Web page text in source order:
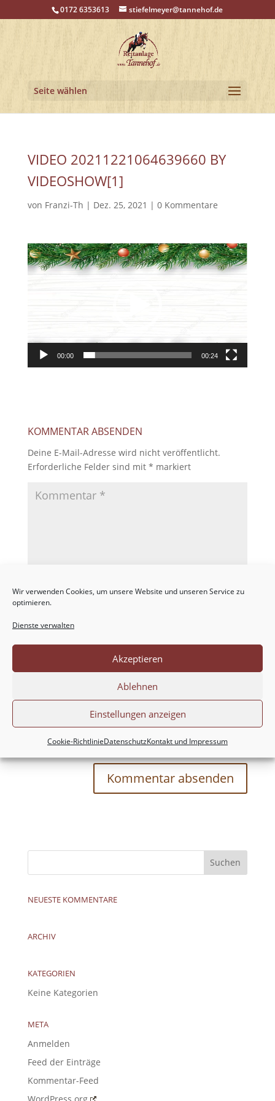
Wir verwenden Cookies, um unsere Website und unseren Service zu
optimieren.
Dienste verwalten
Akzeptieren
Ablehnen
Einstellungen anzeigen
Cookie-RichtlinieDatenschutzKontakt und Impressum
0172 6353613 stiefelmeyer@tannehof.de
Seite wählen
VIDEO 20211221064639660 BY
VIDEOSHOW[1]
von Franzi-Th | Dez. 25, 2021 | 0 Kommentare
Video-
Player
00:00 00:24
KOMMENTAR ABSENDEN
Deine E-Mail-Adresse wird nicht veröffentlicht.
Erforderliche Felder sind mit * markiert
Meinen Namen, meine E-Mail-Adresse und
Kommentierung speichern.
NEUESTE KOMMENTARE
ARCHIV
KATEGORIEN
Keine Kategorien
META
Anmelden
Feed der Einträge
Kommentar-Feed
WordPress.org